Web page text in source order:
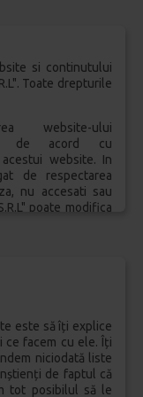
si continutului
Toate drepturile
website-ului
de acord cu
website. In
de respectarea
nu accesati sau
poate modifica
acestora pe acest
accesibile prin
S.R.L", si
cu privire la
cazul informatiilor
pe site-ul
este să îți explice
ce facem cu ele. Îți
niciodată liste
de faptul că
tot posibilul să le